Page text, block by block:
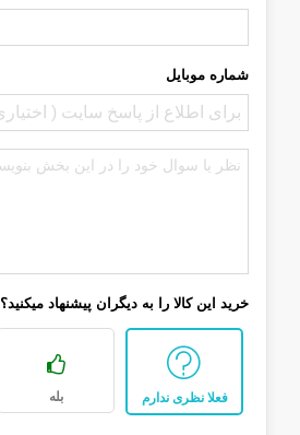
شماره موبایل
خرید این کالا را به دیگران پیشنهاد میکنید؟
فعلا نظری ندارم بله